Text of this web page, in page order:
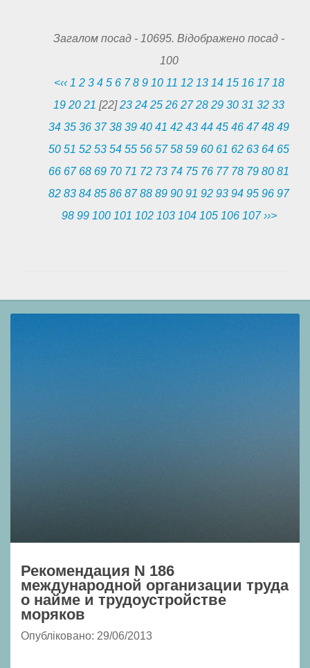
Загалом посад - 10695. Відображено посад -
100
<‹‹ 1 2 3 4 5 6 7 8 9 10 11 12 13 14 15 16 17 18
19 20 21 [22]23 24 25 26 27 28 29 30 31 32 33
34 35 36 37 38 39 40 41 42 43 44 45 46 47 48 49
50 51 52 53 54 55 56 57 58 59 60 61 62 63 64 65
66 67 68 69 70 71 72 73 74 75 76 77 78 79 80 81
82 83 84 85 86 87 88 89 90 91 92 93 94 95 96 97
98 99 100 101 102 103 104 105 106 107 ››>
Рекомендация N 186
международной организации труда
о найме и трудоустройстве
моряков
Опубліковано: 29/06/2013